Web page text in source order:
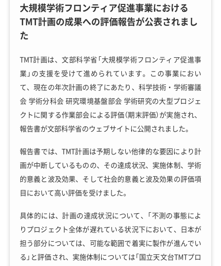
大規模学術フロンティア促進事業における
TMT計画の成果への評価報告が公表されまし
た
TMT計画は、文部科学省「大規模学術フロンティア促進事
業」の支援を受けて進められています。この事業におい
て、現在の年次計画の終了にあたり、科学技術・学術審議
会 学術分科会 研究環境基盤部会 学術研究の大型プロジェ
クトに関する作業部会による評価（期末評価）が実施され、
報告書が文部科学省のウェブサイトに公開されました。
報告書では、TMT計画は予期しない他律的な要因により計
画が中断しているものの、その達成状況、実施体制、学術
的意義と波及効果、そして社会的意義と波及効果の評価項
目において高い評価を受けました。
具体的には、計画の達成状況について、「不測の事態によ
りプロジェクト全体が遅れている状況下において、日本が
担う部分については、可能な範囲で着実に製作が進んでい
る」と評価され、実施体制については「国立天文台TMTプロ